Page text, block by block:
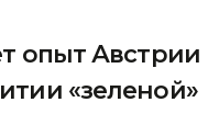
опыт Австрии
«зеленой»